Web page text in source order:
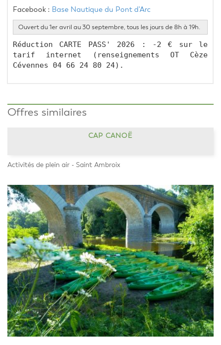
Facebook : Base Nautique du Pont d'Arc
Ouvert du 1er avril au 30 septembre, tous les jours de 8h à 19h.
Réduction CARTE PASS' 2026 : -2 € sur le
tarif internet (renseignements OT Cèze
Cévennes 04 66 24 80 24).
Offres similaires
CAP CANOË
Activités de plein air - Saint Ambroix